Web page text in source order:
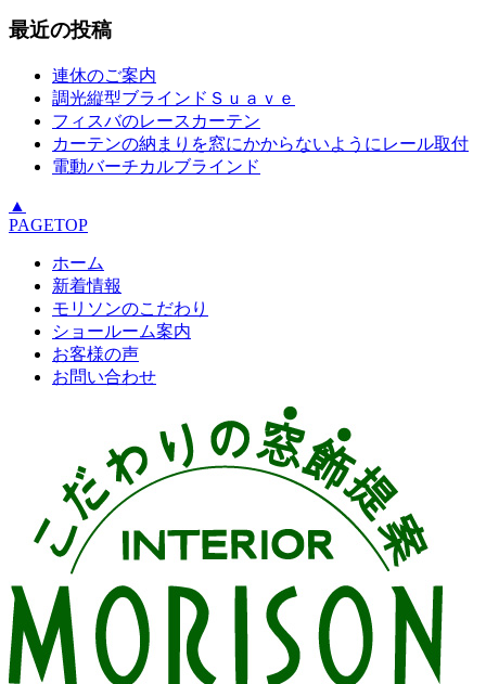
最近の投稿
連休のご案内
調光縦型ブラインドＳｕａｖｅ
フィスバのレースカーテン
カーテンの納まりを窓にかからないようにレール取付
電動バーチカルブラインド
▲
PAGETOP
ホーム
新着情報
モリソンのこだわり
ショールーム案内
お客様の声
お問い合わせ